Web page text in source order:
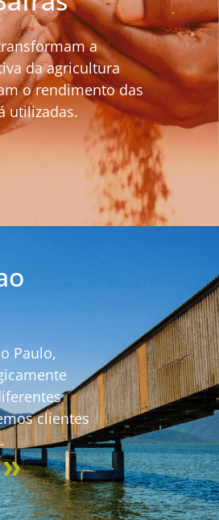
a
da agricultura
o rendimento das
utilizadas.
Paulo,
clientes